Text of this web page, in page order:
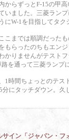
からずっとF-15の甲
いました。三菱ラン
にW-1を目指してタク
こまでは順調だった
もらったのちもエン
かりませんがテスト
路を通って三菱ランプ
1時間ちょっとのテス
分にタッチダウン。
イン「ジャパン・フ